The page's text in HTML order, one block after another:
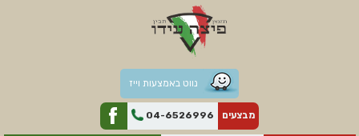
נווט באמצעות וייז
04-6526996 מבצעים